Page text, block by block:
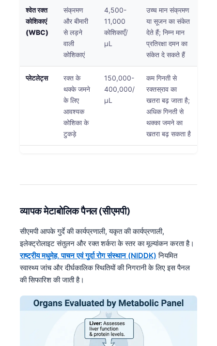
श्वेत रक्त
कोशिकाएं
(WBC)
संक्रमण
और बीमारी
से लड़ने
वाली
कोशिकाएं
4,500-
11,000
कोशिकाएँ/
μL
उच्च मान संक्रमण
या सूजन का संकेत
देते हैं; निम्न मान
प्रतिरक्षा दमन का
संकेत दे सकते हैं
प्लेटलेट्स
रक्त के
थक्के जमने
के लिए
आवश्यक
कोशिका के
टुकड़े
150,000-
400,000/
μL
कम गिनती से
रक्तस्राव का
खतरा बढ़ जाता है;
अधिक गिनती से
थक्का जमने का
खतरा बढ़ सकता है
व्यापक मेटाबोलिक पैनल (सीएमपी)
सीएमपी आपके गुर्दे की कार्यप्रणाली, यकृत की कार्यप्रणाली,
इलेक्ट्रोलाइट संतुलन और रक्त शर्करा के स्तर का मूल्यांकन करता है।
राष्ट्रीय मधुमेह, पाचन एवं गुर्दा रोग संस्थान (NIDDK) नियमित
स्वास्थ्य जांच और दीर्घकालिक स्थितियों की निगरानी के लिए इस पैनल
की सिफारिश की जाती है।